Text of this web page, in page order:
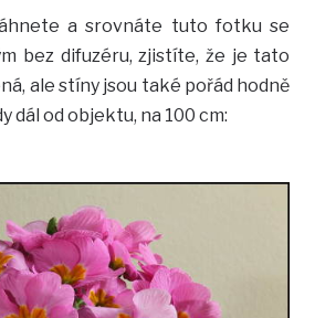
a srovnáte tuto fotku se
bez difuzéru, zjistíte, že je tato
ale stíny jsou také pořád hodně
dál od objektu, na 100 cm: